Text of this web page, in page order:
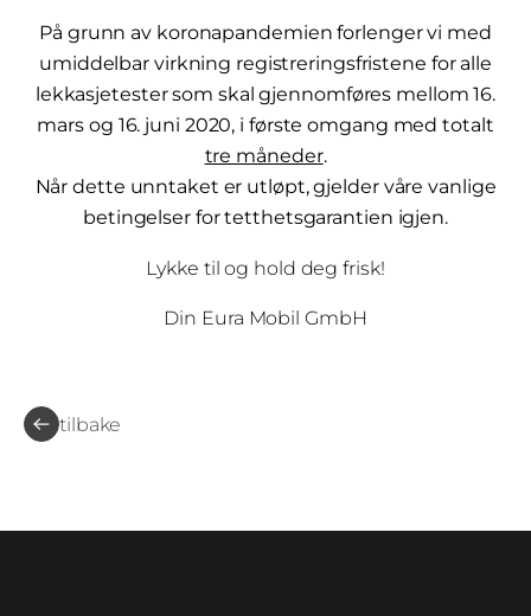
På grunn av koronapandemien forlenger vi med
umiddelbar virkning registreringsfristene for alle
lekkasjetester som skal gjennomføres mellom 16.
mars og 16. juni 2020, i første omgang med totalt
tre måneder.
Når dette unntaket er utløpt, gjelder våre vanlige
betingelser for tetthetsgarantien igjen.
Lykke til og hold deg frisk!
Din Eura Mobil GmbH
tilbake